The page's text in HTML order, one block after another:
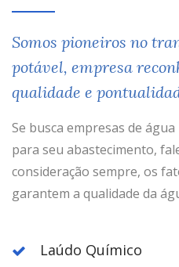
Somos pioneiros no
potável, empresa
qualidade e
Se busca empresas de
para seu abastecimento,
consideração sempre, os
garantem a qualidade da
Laúdo Químico